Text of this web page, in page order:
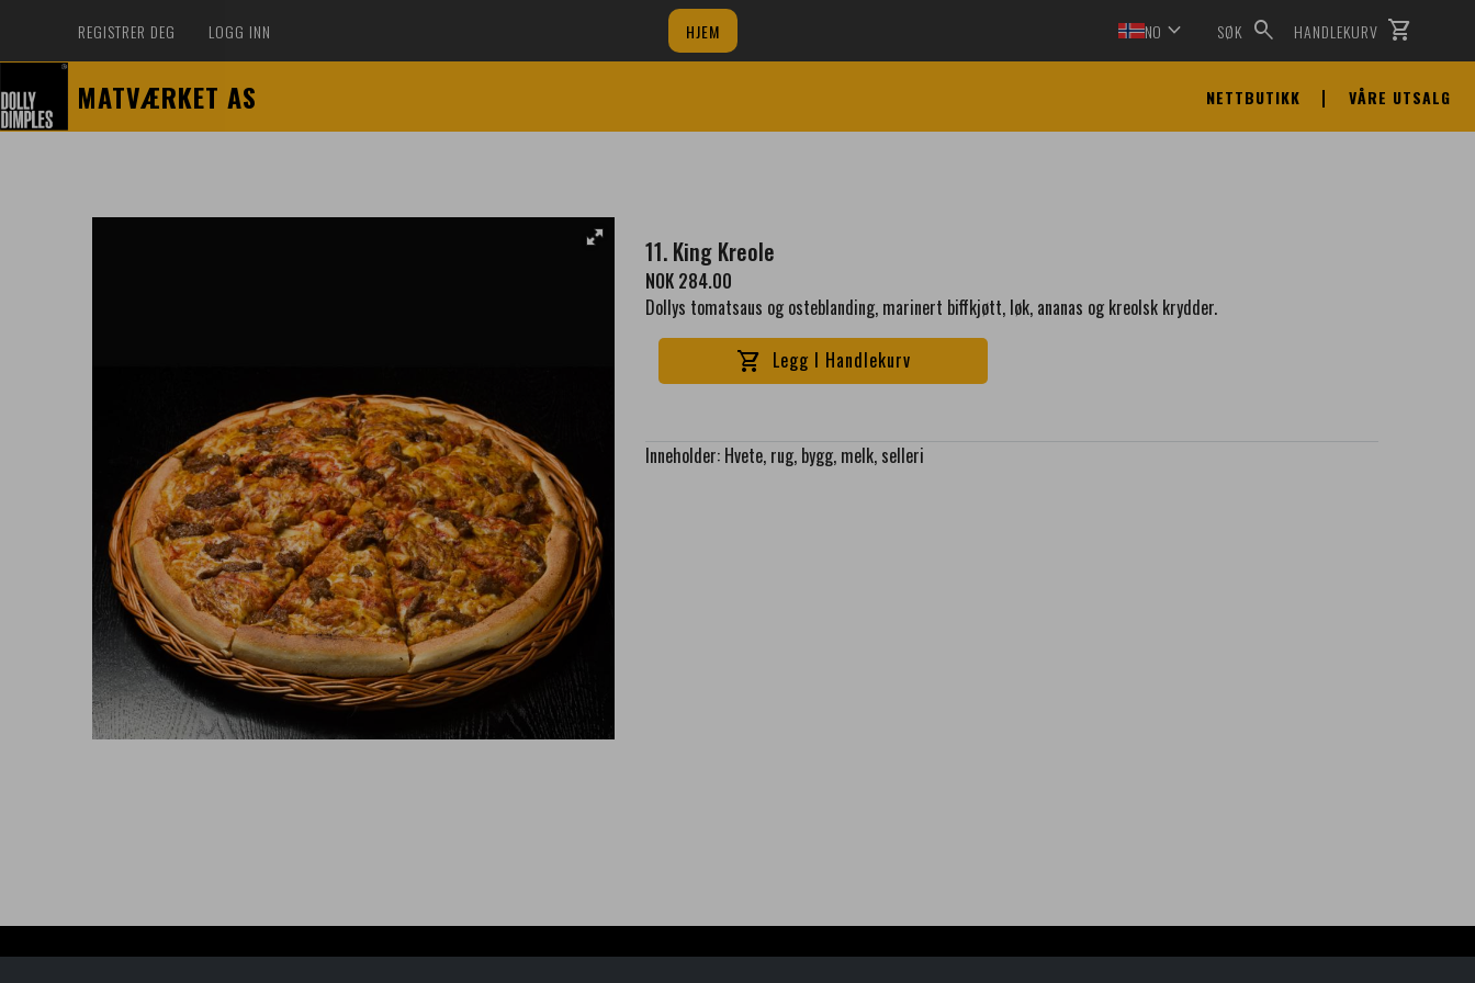
MATVÆRKET AS NETTBUTIKK VÅRE UTSALG
REGISTRER DEG LOGG INN HJEM NO expand_more SØK search HANDLEKURV shopping_cart
11. King Kreole
NOK 284.00
Dollys tomatsaus og osteblanding, marinert biffkjøtt, løk, ananas og kreolsk krydder.
shopping_cart Legg I Handlekurv
Inneholder: Hvete, rug, bygg, melk, selleri